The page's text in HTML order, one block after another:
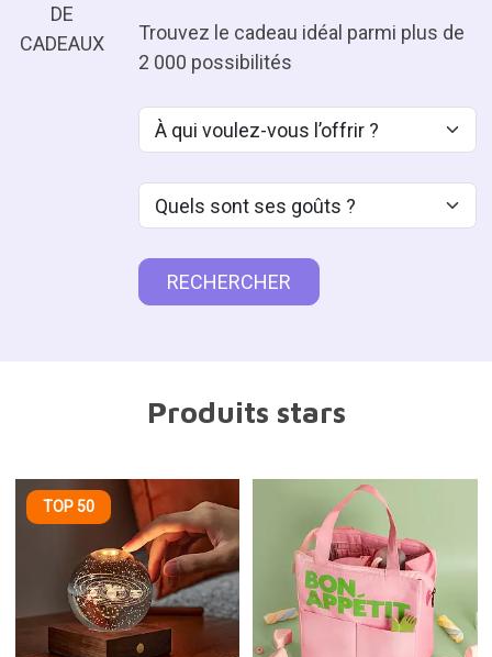
Trouvez le cadeau idéal parmi plus de
2 000 possibilités
¿Qué aficiones tiene?
Tu presupuesto
RECHERCHER
Produits stars
TOP 50